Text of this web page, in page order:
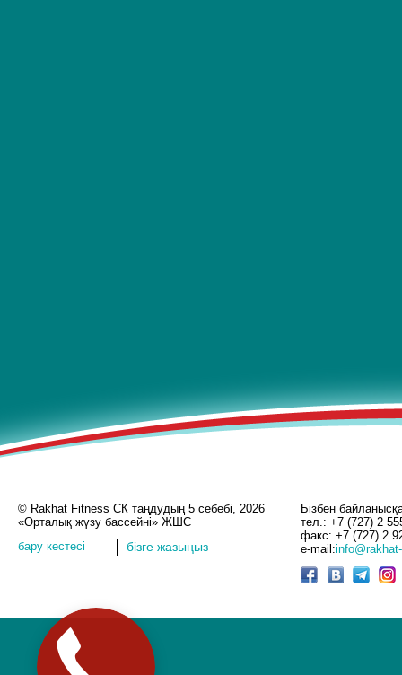
© Rakhat Fitness СК таңдудың 5 себебі, 2026
«Орталық жүзу бассейні» ЖШС
бару кестесі
бізге жазыңыз
Бізбен
тел.: +7 (727) 2
факс: +7 (727) 2
e-mail: